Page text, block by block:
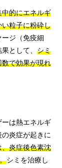
的にエネルギ
粒子に粉砕し
ジ（免疫細
として、 シミ
で効果が現れ
は熱エネルギ
炎症が起きに
炎症後色素沈
シミを治療し